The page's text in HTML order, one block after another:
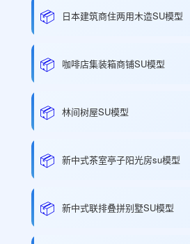
📦 日本建筑商住两用木造SU模型
📦 咖啡店集装箱商铺SU模型
📦 林间树屋SU模型
📦 新中式茶室亭子阳光房su模型
📦 新中式联排叠拼别墅SU模型